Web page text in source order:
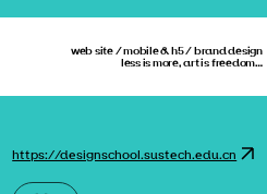
web site / mobile & h5 / brand design
less is more, art is freedom…
https://designschool.sustech.edu.cn